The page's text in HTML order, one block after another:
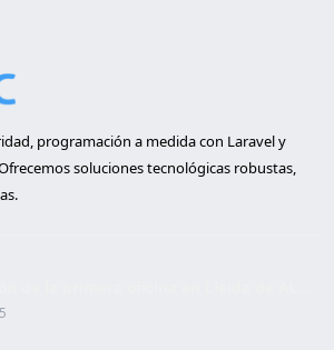
programación a medida con Laravel y
soluciones tecnológicas robustas,